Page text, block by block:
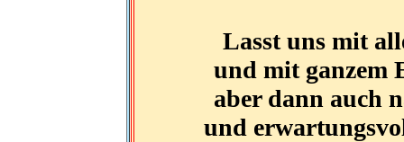
Lasst uns mit
und mit ganzem
aber dann auch
und